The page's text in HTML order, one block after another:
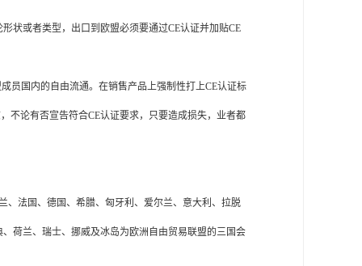
状或者类型，出口到欧盟必须要通过CE认证并加贴CE
员国内的自由流通。在销售产品上强制性打上CE认证标
不论有否宣告符合CE认证要求，只要造成损失，业者都
、法国、德国、希腊、匈牙利、爱尔兰、意大利、拉脱
荷兰、瑞士、挪威及冰岛为欧洲自由贸易联盟的三国会